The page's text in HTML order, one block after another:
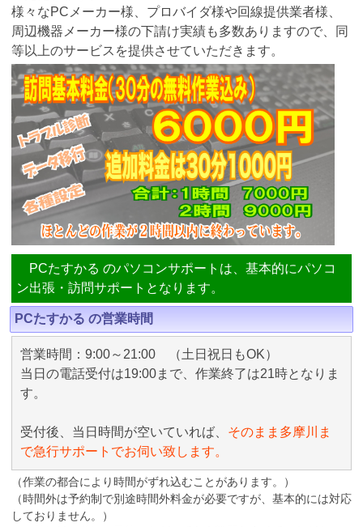
様々なPCメーカー様、プロバイダ様や回線提供業者様、
周辺機器メーカー様の下請け実績も多数ありますので、同
等以上のサービスを提供させていただきます。
PCたすかる のパソコンサポートは、基本的にパソコ
ン出張・訪問サポートとなります。
PCたすかる の営業時間
営業時間：9:00～21:00 （土日祝日もOK）
当日の電話受付は19:00まで、作業終了は21時となりま
す。
受付後、当日時間が空いていれば、 そのまま多摩川ま
で急行サポートでお伺い致します。
（作業の都合により時間がずれ込むことがあります。）
（時間外は予約制で別途時間外料金が必要ですが、基本的には対応
しておりません。）